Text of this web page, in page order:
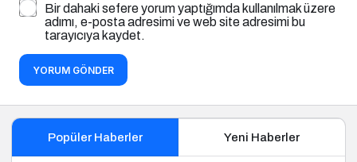
Bir dahaki sefere yorum yaptığımda kullanılmak üzere
adımı, e-posta adresimi ve web site adresimi bu
tarayıcıya kaydet.
YORUM GÖNDER
Popüler Haberler Yeni Haberler